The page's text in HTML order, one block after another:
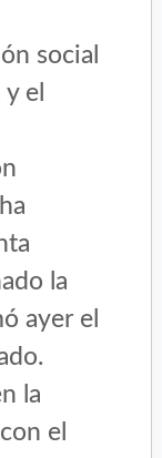
social
el
la
ayer el
la
el